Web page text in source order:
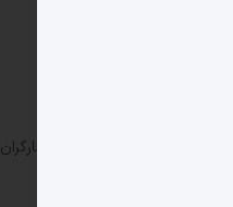
این شرایط می‌تواند برای کارگران
در تضاد است.